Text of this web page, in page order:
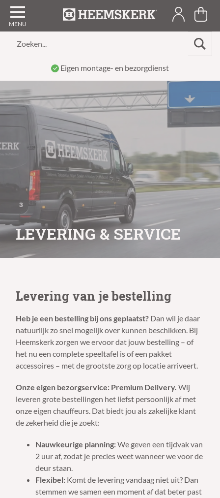
Zoeken...
Speeltafels sinds 1939
LEVERING & SERVICE
Levering van je bestelling
Heb je een bestelling bij ons geplaatst? Dan wil je daar
natuurlijk zo snel mogelijk over kunnen beschikken. Bij
Heemskerk zorgen we ervoor dat jouw bestelling – of
het nu een complete speeltafel is of een pakket
accessoires – met de grootste zorg op locatie arriveert.
Onze eigen bezorgservice: Premium Delivery. Wij
leveren grote bestellingen het liefst persoonlijk af met
onze eigen chauffeurs. Dat biedt jou als zakelijke klant
de zekerheid die je zoekt:
Nauwkeurige planning:We geven een tijdvak van
2 uur af, zodat je precies weet wanneer we voor de
deur staan.
Flexibel: Komt de levering vandaag niet uit? Dan
stemmen we samen een moment af dat beter past